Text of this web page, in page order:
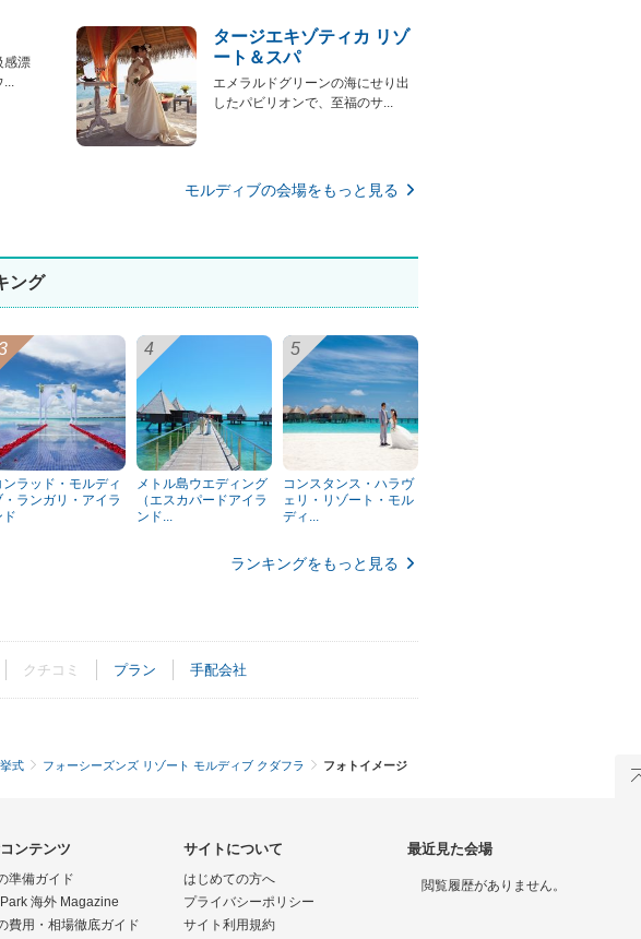
感漂
...
タージエキゾティカ リゾ
ート＆スパ
エメラルドグリーンの海にせり出
したパビリオンで、至福のサ...
モルディブの会場をもっと見る
ング
ンラッド・モルディ
・ランガリ・アイラ
ド
メトル島ウエディング
（エスカパードアイラ
ンド...
コンスタンス・ハラヴ
ェリ・リゾート・モル
ディ...
ランキングをもっと見る
クチコミ プラン 手配会社
式 フォーシーズンズ リゾート モルディブ クダフラ フォトイメージ
ンテンツ
準備ガイド
海外 Magazine
費用・相場徹底ガイド
サイトについて
はじめての方へ
プライバシーポリシー
サイト利用規約
最近見た会場
閲覧履歴がありません。